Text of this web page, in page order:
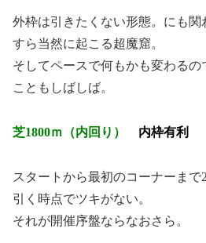
外枠は引きたくない形態。にも
すら当然に起こる超魔窟。
そしてペースで何もかも変わる
こともしばしば。
芝1800ｍ（内回り） 内枠有利
スタートから最初のコーナーまで
引く時点でツキがない。
それが開催序盤ならなおさら。